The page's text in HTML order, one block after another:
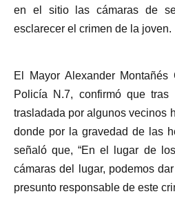
en el sitio las cámaras de
esclarecer el crimen de la joven.
El Mayor Alexander Montañés
Policía N.7, confirmó que
trasladada por algunos vecinos
donde por la gravedad de las
señaló que, “En el lugar de
cámaras del lugar, podemos
presunto responsable de este